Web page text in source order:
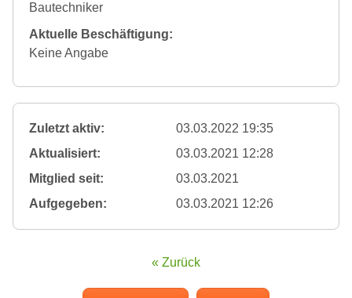
Bautechniker
Aktuelle Beschäftigung:
Keine Angabe
Zuletzt aktiv:
03.03.2022 19:35
Aktualisiert:
03.03.2021 12:28
Mitglied seit:
03.03.2021
Aufgegeben:
03.03.2021 12:26
« Zurück